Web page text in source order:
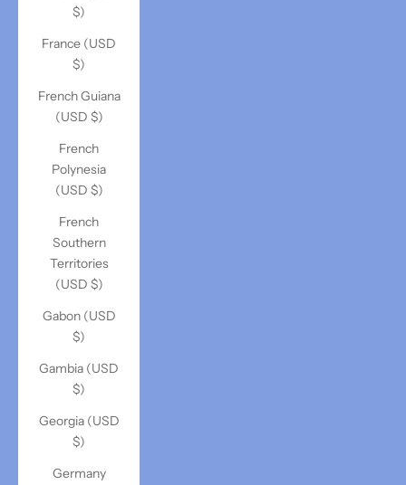
$)
France (USD
$)
French Guiana
(USD $)
French
Polynesia
(USD $)
French
Southern
Territories
(USD $)
Gabon (USD
$)
Gambia (USD
$)
Georgia (USD
$)
Germany